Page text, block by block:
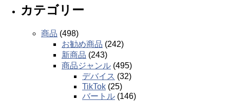
カテゴリー
商品 (498)
お勧め商品 (242)
新商品 (243)
商品ジャンル (495)
デバイス (32)
TikTok (25)
バートル (146)